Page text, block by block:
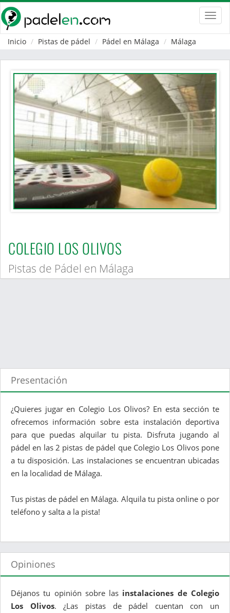
Inicio
Pistas de pádel Pádel en Málaga Málaga
COLEGIO LOS OLIVOS
Pistas de Pádel en Málaga
Presentación
¿Quieres jugar en Colegio Los Olivos? En esta sección te
ofrecemos información sobre esta instalación deportiva
para que puedas alquilar tu pista. Disfruta jugando al
pádel en las 2 pistas de pádel que Colegio Los Olivos pone
a tu disposición. Las instalaciones se encuentran ubicadas
en la localidad de Málaga.
Tus pistas de pádel en Málaga. Alquila tu pista online o por
teléfono y salta a la pista!
Opiniones
Déjanos tu opinión sobre las instalaciones de Colegio
Los Olivos. ¿Las pistas de pádel cuentan con un